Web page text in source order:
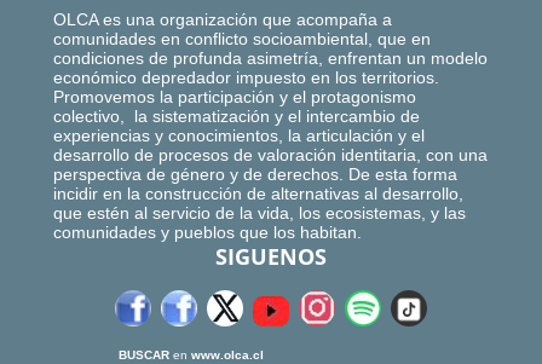
OLCA es una organización que acompaña a
comunidades en conflicto socioambiental, que en
condiciones de profunda asimetría, enfrentan un modelo
económico depredador impuesto en los territorios.
Promovemos la participación y el protagonismo
colectivo, la sistematización y el intercambio de
experiencias y conocimientos, la articulación y el
desarrollo de procesos de valoración identitaria, con una
perspectiva de género y de derechos. De esta forma
incidir en la construcción de alternativas al desarrollo,
que estén al servicio de la vida, los ecosistemas, y las
comunidades y pueblos que los habitan.
SIGUENOS
BUSCAR en www.olca.cl